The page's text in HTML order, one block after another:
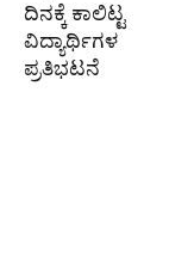
ದಿನಕ್ಕೆ ಕಾಲಿಟ್ಟ
ವಿದ್ಯಾರ್ಥಿಗಳ
ಪ್ರತಿಭಟನೆ